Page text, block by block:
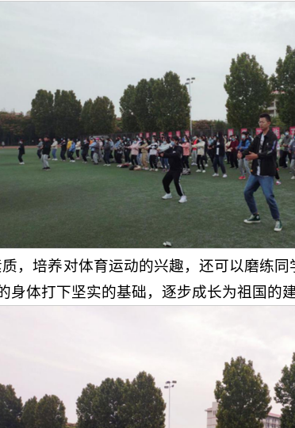
，培养对体育运动的兴趣，还可以磨练
体打下坚实的基础，逐步成长为祖国的建